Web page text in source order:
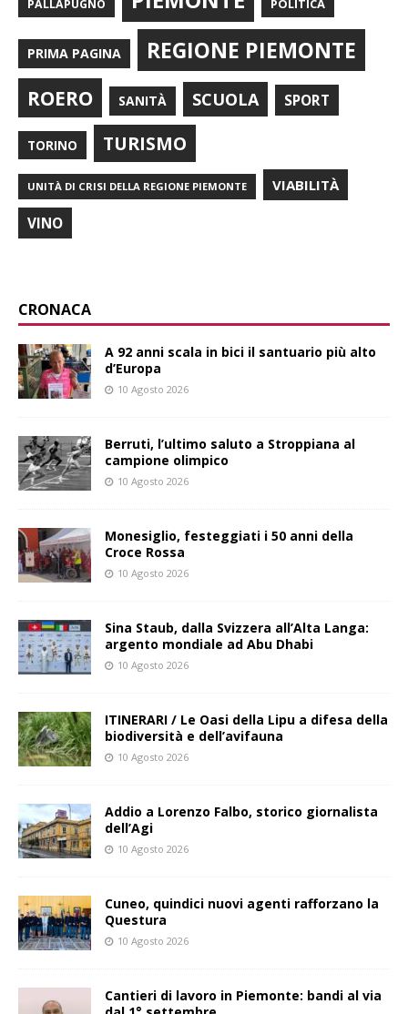
PALLAPUGNO POLITICA
PRIMA PAGINA REGIONE PIEMONTE
ROERO SANITÀ SCUOLA SPORT
TORINO TURISMO
UNITÀ DI CRISI DELLA REGIONE PIEMONTE VIABILITÀ
VINO
CRONACA
A 92 anni scala in bici il santuario più alto
d’Europa
10 Agosto 2026
Berruti, l’ultimo saluto a Stroppiana al
campione olimpico
10 Agosto 2026
Monesiglio, festeggiati i 50 anni della
Croce Rossa
10 Agosto 2026
Sina Staub, dalla Svizzera all’Alta Langa:
argento mondiale ad Abu Dhabi
10 Agosto 2026
ITINERARI / Le Oasi della Lipu a difesa della
biodiversità e dell’avifauna
10 Agosto 2026
Addio a Lorenzo Falbo, storico giornalista
dell’Agi
10 Agosto 2026
Cuneo, quindici nuovi agenti rafforzano la
Questura
10 Agosto 2026
Cantieri di lavoro in Piemonte: bandi al via